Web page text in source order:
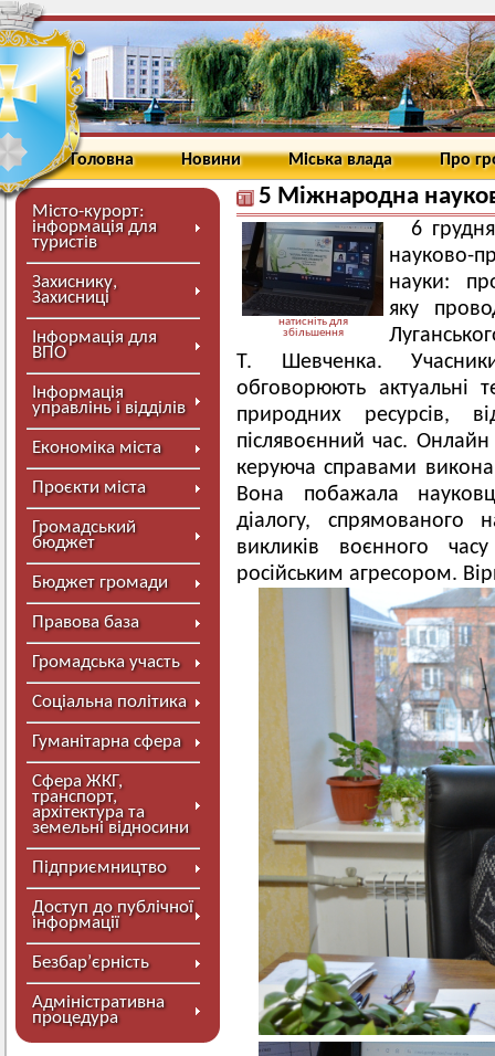
Головна Новини Міська влада Про
Місто-курорт:
інформація для
туристів
Захиснику,
Захисниці
Інформація для
ВПО
Інформація
управлінь і відділів
Економіка міста
Проєкти міста
Громадський
бюджет
Бюджет громади
Правова база
Громадська участь
Соціальна політика
Гуманітарна сфера
Сфера ЖКГ,
транспорт,
архітектура та
земельні відносини
Підприємництво
Доступ до публічної
інформації
Безбар’єрність
Адміністративна
процедура
5 Міжнародна
натисніть для
збільшення
6
науково-
науки:
яку
Т. Шевченка.
обговорюють актуальні
природних ресурсів,
післявоєнний час.
керуюча справами
Вона побажала
діалогу, спрямованого
викликів воєнного
російським агресором.